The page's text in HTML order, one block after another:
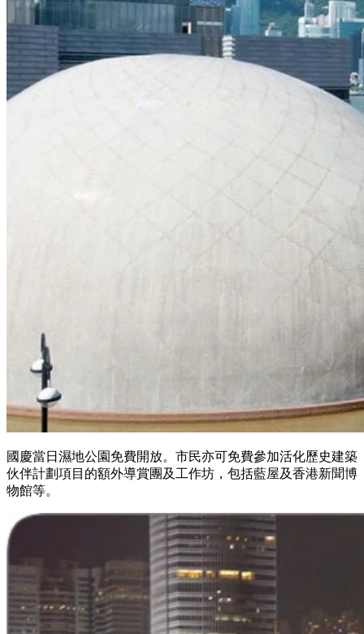
國慶當日濕地公園免費開放。市民亦可免費參加活化歷史建築
伙伴計劃項目的額外導賞團及工作坊，包括藍屋及香港新聞博
物館等。